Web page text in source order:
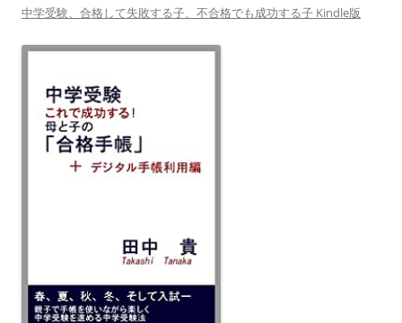
中学受験、合格して失敗する子、不合格でも成功する子 Kindle版